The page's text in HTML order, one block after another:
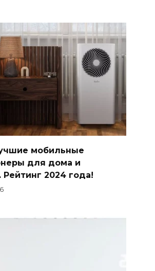
мобильные
для дома и
Рейтинг 2024 года!